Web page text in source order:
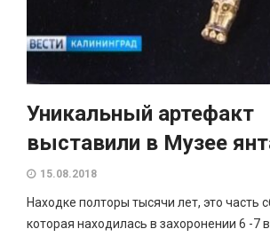
Уникальный артефакт
выставили в Музее
15.08.2018
Находке полторы тысячи лет, это часть
которая находилась в захоронении 6 -7